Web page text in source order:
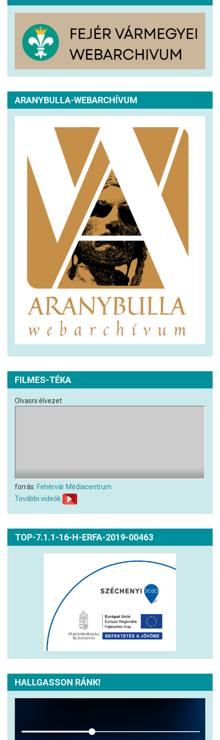
ARANYBULLA-WEBARCHÍVUM
FILMES-TÉKA
Olvasni élvezet
forrás: Fehérvár Médiacentrum
További videók
TOP-7.1.1-16-H-ERFA-2019-00463
HALLGASSON RÁNK!